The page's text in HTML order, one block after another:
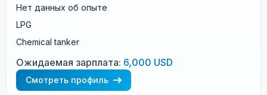
Нет данных об опыте
LPG
Chemical tanker
Ожидаемая зарплата: 6,000 USD
Смотреть профиль